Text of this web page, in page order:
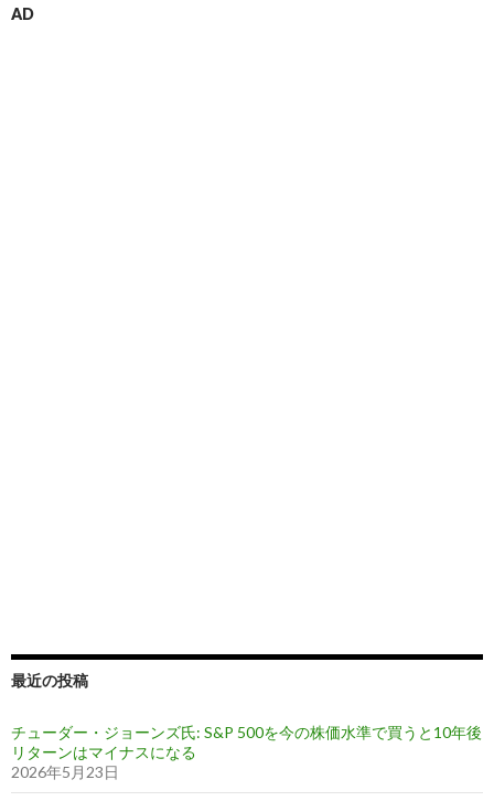
AD
最近の投稿
チューダー・ジョーンズ氏: S&P 500を今の株価水準で買うと10年後
リターンはマイナスになる
2026年5月23日